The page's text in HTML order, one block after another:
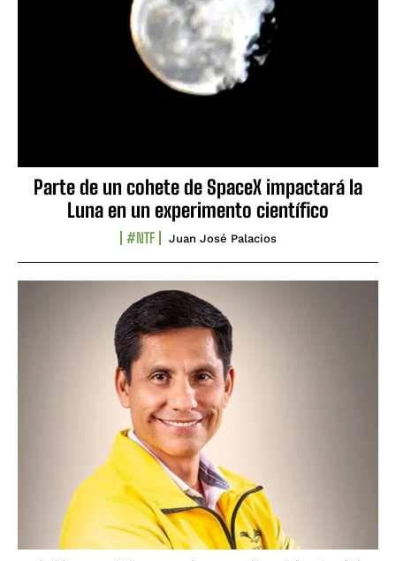
Parte de un cohete de SpaceX impactará la
Luna en un experimento científico
#NTF Juan José Palacios